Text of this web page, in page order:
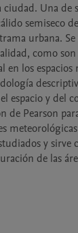
Una de
semiseco
urbana.
como
los espacios
espacio y del
de Pearson
y sirve
de las